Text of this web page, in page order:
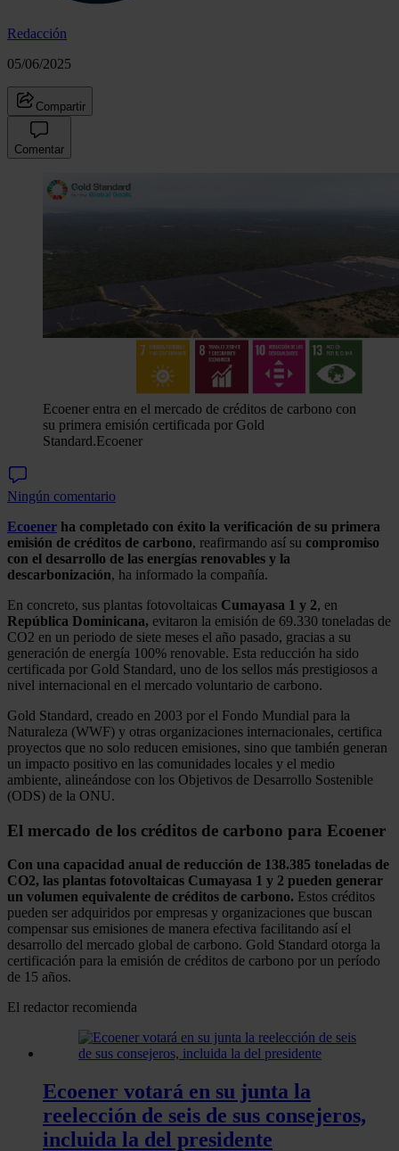
Redacción
05/06/2025
Compartir
Comentar
Ecoener entra en el mercado de créditos de carbono con
su primera emisión certificada por Gold
Standard.Ecoener
Ningún comentario
Ecoener ha completado con éxito la verificación de su primera
emisión de créditos de carbono, reafirmando así su compromiso
con el desarrollo de las energías renovables y la
descarbonización, ha informado la compañía.
En concreto, sus plantas fotovoltaicas Cumayasa 1 y 2, en
República Dominicana, evitaron la emisión de 69.330 toneladas de
CO2 en un periodo de siete meses el año pasado, gracias a su
generación de energía 100% renovable. Esta reducción ha sido
certificada por Gold Standard, uno de los sellos más prestigiosos a
nivel internacional en el mercado voluntario de carbono.
Gold Standard, creado en 2003 por el Fondo Mundial para la
Naturaleza (WWF) y otras organizaciones internacionales, certifica
proyectos que no solo reducen emisiones, sino que también generan
un impacto positivo en las comunidades locales y el medio
ambiente, alineándose con los Objetivos de Desarrollo Sostenible
(ODS) de la ONU.
El mercado de los créditos de carbono para Ecoener
Con una capacidad anual de reducción de 138.385 toneladas de
CO2, las plantas fotovoltaicas Cumayasa 1 y 2 pueden generar
un volumen equivalente de créditos de carbono. Estos créditos
pueden ser adquiridos por empresas y organizaciones que buscan
compensar sus emisiones de manera efectiva facilitando así el
desarrollo del mercado global de carbono. Gold Standard otorga la
certificación para la emisión de créditos de carbono por un período
de 15 años.
El redactor recomienda
Ecoener votará en su junta la
reelección de seis de sus consejeros,
incluida la del presidente